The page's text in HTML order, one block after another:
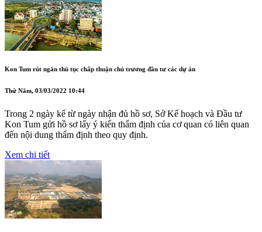
Kon Tum rút ngắn thủ tục chấp thuận chủ trương đầu tư các dự án
Thứ Năm, 03/03/2022 10:44
Trong 2 ngày kể từ ngày nhận đủ hồ sơ, Sở Kế hoạch và Đầu tư
Kon Tum gửi hồ sơ lấy ý kiến thẩm định của cơ quan có liên quan
đến nội dung thẩm định theo quy định.
Xem chi tiết